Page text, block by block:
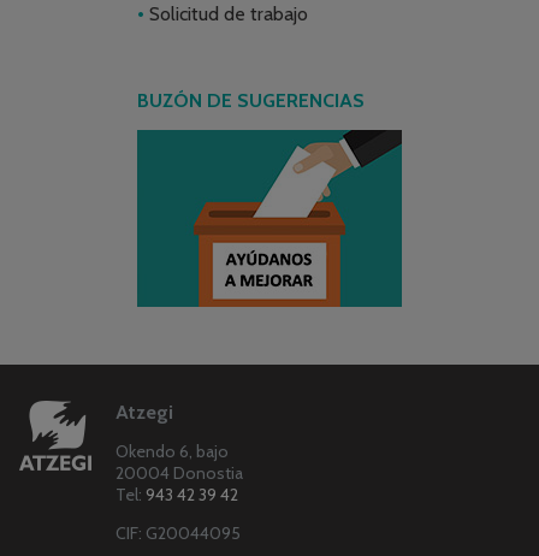
Solicitud de trabajo
BUZÓN DE SUGERENCIAS
Atzegi
Okendo 6, bajo
20004 Donostia
Tel: 943 42 39 42
CIF: G20044095